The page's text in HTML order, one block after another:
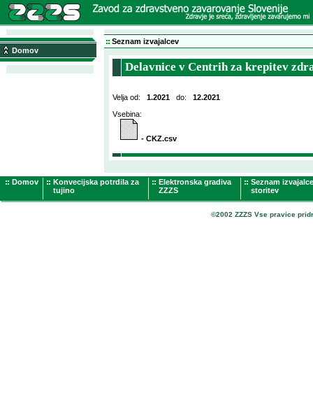
Domov
Seznam izvajalcev
Delavnice v Centrih za krepitev
Velja od: 1.2021 do: 12.2021
Vsebina:
- CKZ.csv
Domov
Konvecijska potrdila za
tujino
Elektronska gradiva
ZZZS
Seznam
storitev
©2002 ZZZS Vse pravice